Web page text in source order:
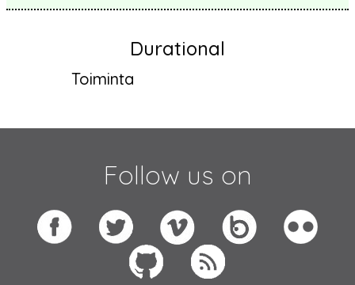
Durational
Toiminta
Follow us on